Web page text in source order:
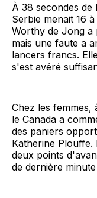
À 38 secondes de
Serbie menait 16
Worthy de Jong a
mais une faute a
lancers francs.
s'est avéré
Chez les femmes,
le Canada a
des paniers
Katherine Plouffe.
deux points
de dernière